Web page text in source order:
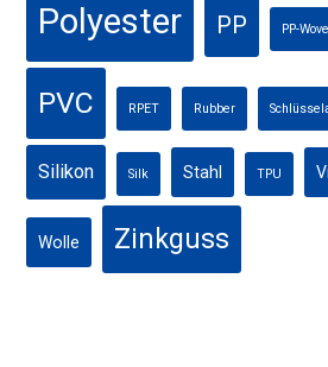
Polyester PP PP-
PVC RPET Rubber
Silikon Silk Stahl TPU
Wolle Zinkguss